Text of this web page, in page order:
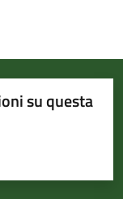
su questa